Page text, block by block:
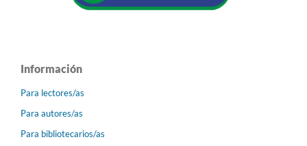
Información
Para lectores/as
Para autores/as
Para bibliotecarios/as